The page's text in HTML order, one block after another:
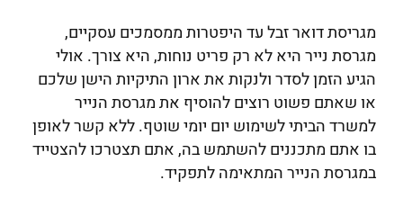
מגריסת דואר זבל עד היפטרות ממסמכים עסקיים,
מגרסת נייר היא לא רק פריט נוחות, היא צורך. אולי
הגיע הזמן לסדר ולנקות את ארון התיקיות הישן שלכם
או שאתם פשוט רוצים להוסיף את מגרסת הנייר
למשרד הביתי לשימוש יום יומי שוטף. ללא קשר לאופן
בו אתם מתכננים להשתמש בה, אתם תצטרכו להצטייד
במגרסת הנייר המתאימה לתפקיד.